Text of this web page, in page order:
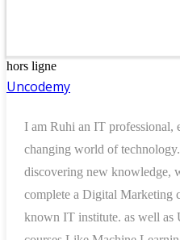
hors ligne
Uncodemy
I am Ruhi an IT professional,
changing world of
discovering new knowledge,
complete a Digital Marketing
known IT institute. as well